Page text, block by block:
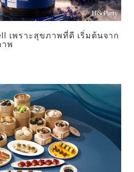
เพราะสุขภาพที่ดี เริ่มต้นจาก
พ